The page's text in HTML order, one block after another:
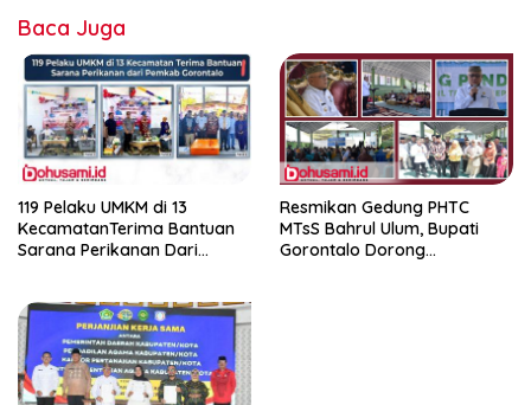
Baca Juga
119 Pelaku UMKM di 13
KecamatanTerima Bantuan
Sarana Perikanan Dari
Resmikan Gedung PHTC
MTsS Bahrul Ulum, Bupati
Gorontalo Dorong